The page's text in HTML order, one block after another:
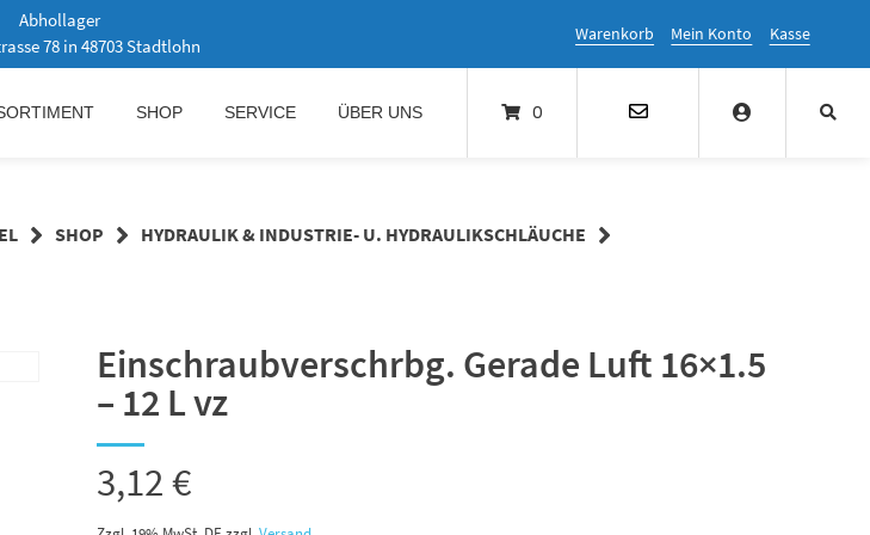
Abhollager
78 in 48703 Stadtlohn
Warenkorb Mein Konto Kasse
SHOP SERVICE ÜBER UNS 0
SHOP
HYDRAULIK & INDUSTRIE- U. HYDRAULIKSCHLÄUCHE
Einschraubverschrbg. Gerade Luft 16×1.5
– 12 L vz
3,12€